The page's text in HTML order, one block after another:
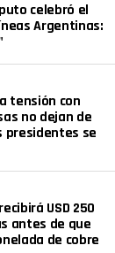
celebró el
Argentinas:
tensión con
no dejan de
presidentes se
USD 250
antes de que
de cobre